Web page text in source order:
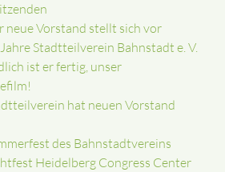
neue Vorstand stellt sich vor
Stadtteilverein Bahnstadt e. V.
ist er fertig, unser
hat neuen Vorstand
des Bahnstadtvereins
Heidelberg Congress Center